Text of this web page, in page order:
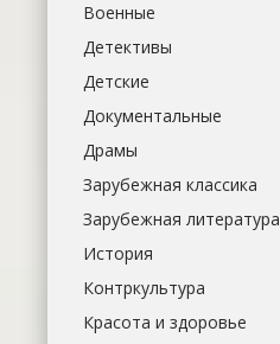
Военные
Детективы
Детские
Документальные
Драмы
Зарубежная классика
Зарубежная литература
История
Контркультура
Красота и здоровье